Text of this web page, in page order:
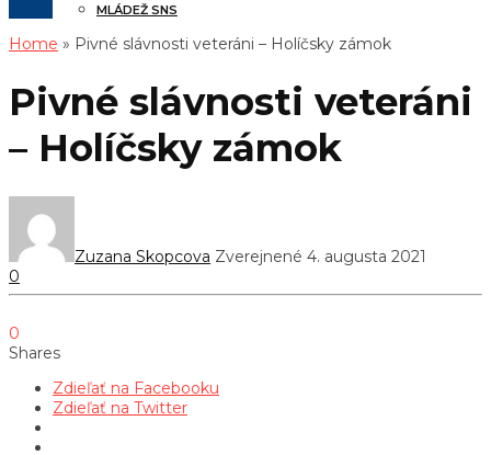
MLÁDEŽ SNS
Home » Pivné slávnosti veteráni – Holíčsky zámok
Pivné slávnosti veteráni
– Holíčsky zámok
Zuzana Skopcova Zverejnené 4. augusta 2021
0
0
Shares
Zdieľať na Facebooku
Zdieľať na Twitter